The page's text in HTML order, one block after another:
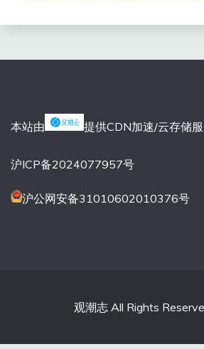
本站由 提供CDN加速/云存储
沪ICP备2024077957号
沪公网安备31010602010376号
观潮志 All Rights